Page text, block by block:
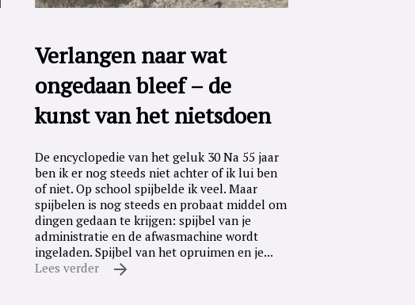
Verlangen naar wat
ongedaan bleef – de
kunst van het nietsdoen
De encyclopedie van het geluk 30 Na 55 jaar
ben ik er nog steeds niet achter of ik lui ben
of niet. Op school spijbelde ik veel. Maar
spijbelen is nog steeds en probaat middel om
dingen gedaan te krijgen: spijbel van je
administratie en de afwasmachine wordt
ingeladen. Spijbel van het opruimen en je...
Lees verder